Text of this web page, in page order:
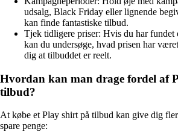
udsalg, Black Friday eller lignende
kan finde fantastiske tilbud.
Tjek tidligere priser: Hvis du har fundet
kan du undersøge, hvad prisen har
dig at tilbuddet er reelt.
Hvordan kan man drage fordel af
tilbud?
At købe et Play shirt på tilbud kan give dig
spare penge: